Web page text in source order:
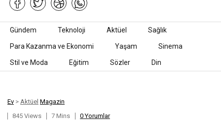
İçeriğe geç
Gündem Teknoloji Aktüel Sağlık
Para Kazanma ve Ekonomi Yaşam Sinema
Stil ve Moda Eğitim Sözler Din
Ev > Aktüel Magazin
845 Views
7 Mins 0 Yorumlar